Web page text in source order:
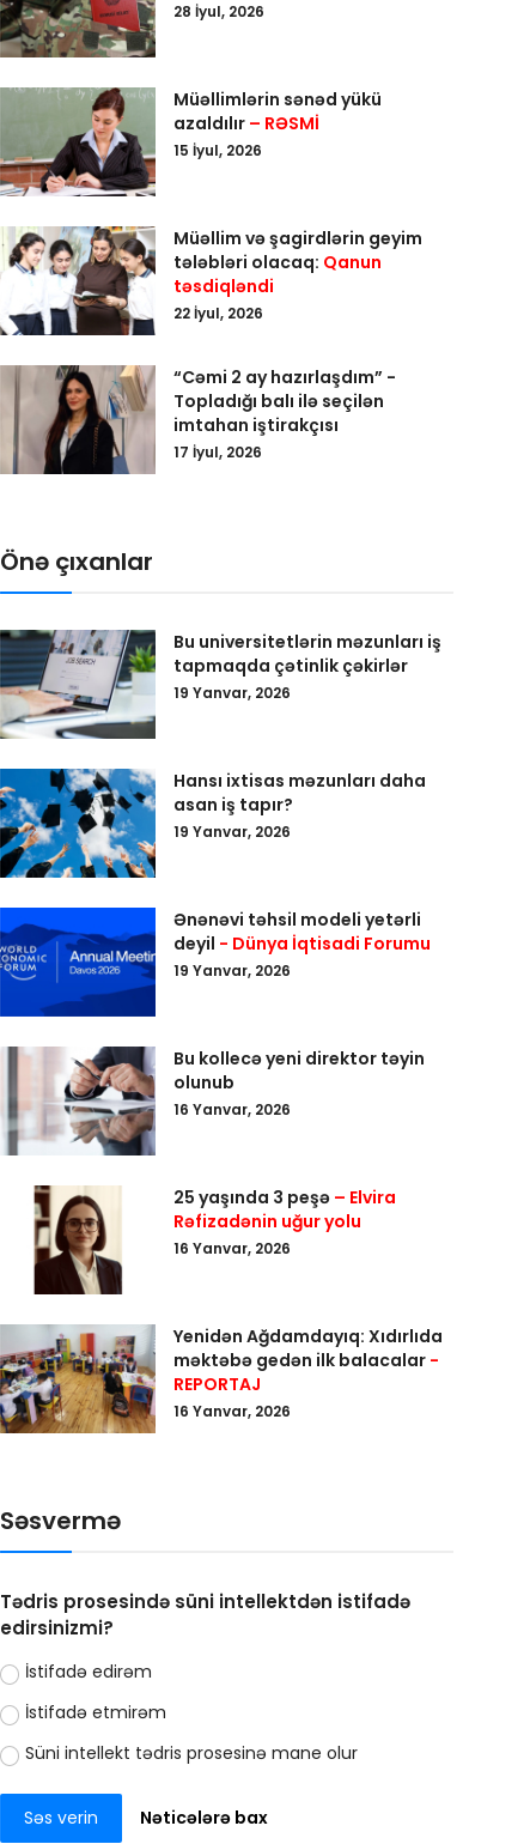
28 İyul, 2026
Müəllimlərin sənəd yükü
azaldılır – RƏSMİ
15 İyul, 2026
Müəllim və şagirdlərin geyim
tələbləri olacaq: Qanun
təsdiqləndi
22 İyul, 2026
“Cəmi 2 ay hazırlaşdım” -
Topladığı balı ilə seçilən
imtahan iştirakçısı
17 İyul, 2026
Önə çıxanlar
Bu universitetlərin məzunları iş
tapmaqda çətinlik çəkirlər
19 Yanvar, 2026
Hansı ixtisas məzunları daha
asan iş tapır?
19 Yanvar, 2026
Ənənəvi təhsil modeli yetərli
deyil - Dünya İqtisadi Forumu
19 Yanvar, 2026
Bu kollecə yeni direktor təyin
olunub
16 Yanvar, 2026
25 yaşında 3 peşə – Elvira
Rəfizadənin uğur yolu
16 Yanvar, 2026
Yenidən Ağdamdayıq: Xıdırlıda
məktəbə gedən ilk balacalar -
REPORTAJ
16 Yanvar, 2026
Səsvermə
Tədris prosesində süni intellektdən istifadə
edirsinizmi?
İstifadə edirəm
İstifadə etmirəm
Süni intellekt tədris prosesinə mane olur
Səs verin Nəticələrə bax